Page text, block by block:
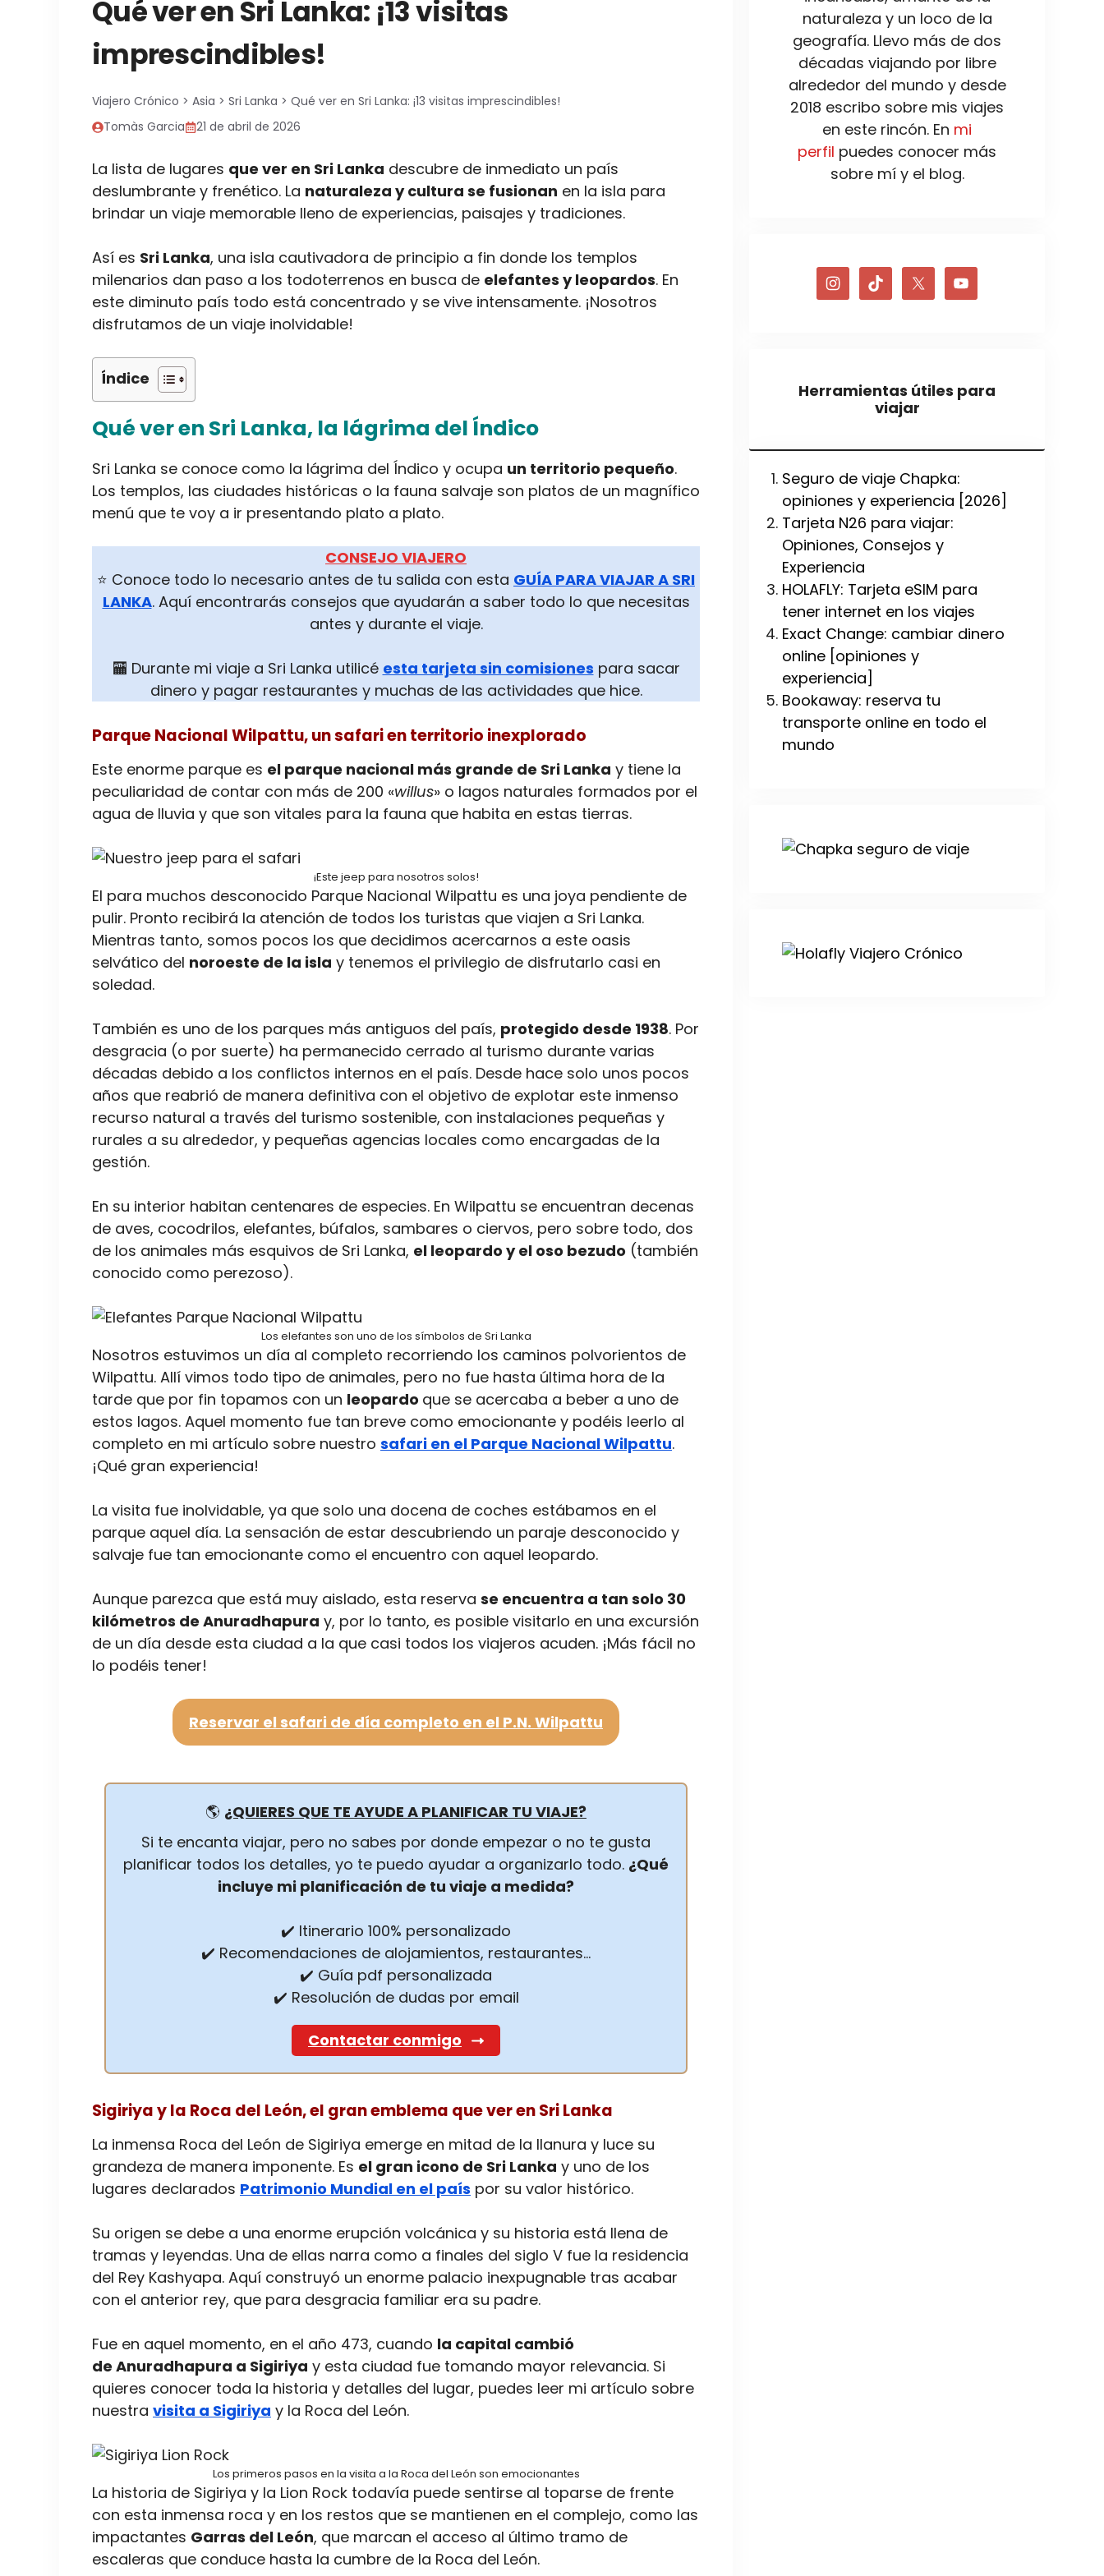
Qué ver en Sri Lanka: ¡13 visitas
imprescindibles!
Viajero Crónico > Asia > Sri Lanka > Qué ver en Sri Lanka: ¡13 visitas imprescindibles!
Tomàs Garcia
21 de abril de 2026
La lista de lugares que ver en Sri Lanka descubre de inmediato un país
deslumbrante y frenético. La naturaleza y cultura se fusionan en la isla para
brindar un viaje memorable lleno de experiencias, paisajes y tradiciones.
Así es Sri Lanka, una isla cautivadora de principio a fin donde los templos
milenarios dan paso a los todoterrenos en busca de elefantes y leopardos. En
este diminuto país todo está concentrado y se vive intensamente. ¡Nosotros
disfrutamos de un viaje inolvidable!
Índice
Qué ver en Sri Lanka, la lágrima del Índico
Sri Lanka se conoce como la lágrima del Índico y ocupa un territorio pequeño.
Los templos, las ciudades históricas o la fauna salvaje son platos de un magnífico
menú que te voy a ir presentando plato a plato.
CONSEJO VIAJERO
⭐ Conoce todo lo necesario antes de tu salida con esta GUÍA PARA VIAJAR A SRI
LANKA. Aquí encontrarás consejos que ayudarán a saber todo lo que necesitas
antes y durante el viaje.
🏧 Durante mi viaje a Sri Lanka utilicé esta tarjeta sin comisiones para sacar
dinero y pagar restaurantes y muchas de las actividades que hice.
Parque Nacional Wilpattu, un safari en territorio inexplorado
Este enorme parque es el parque nacional más grande de Sri Lanka y tiene la
peculiaridad de contar con más de 200 «willus» o lagos naturales formados por el
agua de lluvia y que son vitales para la fauna que habita en estas tierras.
¡Este jeep para nosotros solos!
El para muchos desconocido Parque Nacional Wilpattu es una joya pendiente de
pulir. Pronto recibirá la atención de todos los turistas que viajen a Sri Lanka.
Mientras tanto, somos pocos los que decidimos acercarnos a este oasis
selvático del noroeste de la isla y tenemos el privilegio de disfrutarlo casi en
soledad.
También es uno de los parques más antiguos del país, protegido desde 1938. Por
desgracia (o por suerte) ha permanecido cerrado al turismo durante varias
décadas debido a los conflictos internos en el país. Desde hace solo unos pocos
años que reabrió de manera definitiva con el objetivo de explotar este inmenso
recurso natural a través del turismo sostenible, con instalaciones pequeñas y
rurales a su alrededor, y pequeñas agencias locales como encargadas de la
gestión.
En su interior habitan centenares de especies. En Wilpattu se encuentran decenas
de aves, cocodrilos, elefantes, búfalos, sambares o ciervos, pero sobre todo, dos
de los animales más esquivos de Sri Lanka, el leopardo y el oso bezudo (también
conocido como perezoso).
Los elefantes son uno de los símbolos de Sri Lanka
Nosotros estuvimos un día al completo recorriendo los caminos polvorientos de
Wilpattu. Allí vimos todo tipo de animales, pero no fue hasta última hora de la
tarde que por fin topamos con un leopardo que se acercaba a beber a uno de
estos lagos. Aquel momento fue tan breve como emocionante y podéis leerlo al
completo en mi artículo sobre nuestro safari en el Parque Nacional Wilpattu.
¡Qué gran experiencia!
La visita fue inolvidable, ya que solo una docena de coches estábamos en el
parque aquel día. La sensación de estar descubriendo un paraje desconocido y
salvaje fue tan emocionante como el encuentro con aquel leopardo.
Aunque parezca que está muy aislado, esta reserva se encuentra a tan solo 30
kilómetros de Anuradhapura y, por lo tanto, es posible visitarlo en una excursión
de un día desde esta ciudad a la que casi todos los viajeros acuden. ¡Más fácil no
lo podéis tener!
Reservar el safari de día completo en el P.N. Wilpattu
🌎 ¿QUIERES QUE TE AYUDE A PLANIFICAR TU VIAJE?
Si te encanta viajar, pero no sabes por donde empezar o no te gusta
planificar todos los detalles, yo te puedo ayudar a organizarlo todo. ¿Qué
incluye mi planificación de tu viaje a medida?
✔️ Itinerario 100% personalizado
✔️ Recomendaciones de alojamientos, restaurantes…
✔️ Guía pdf personalizada
✔️ Resolución de dudas por email
Contactar conmigo
Sigiriya y la Roca del León, el gran emblema que ver en Sri Lanka
La inmensa Roca del León de Sigiriya emerge en mitad de la llanura y luce su
grandeza de manera imponente. Es el gran icono de Sri Lanka y uno de los
lugares declarados Patrimonio Mundial en el país por su valor histórico.
Su origen se debe a una enorme erupción volcánica y su historia está llena de
tramas y leyendas. Una de ellas narra como a finales del siglo V fue la residencia
del Rey Kashyapa. Aquí construyó un enorme palacio inexpugnable tras acabar
con el anterior rey, que para desgracia familiar era su padre.
Fue en aquel momento, en el año 473, cuando la capital cambió
de Anuradhapura a Sigiriya y esta ciudad fue tomando mayor relevancia. Si
quieres conocer toda la historia y detalles del lugar, puedes leer mi artículo sobre
nuestra visita a Sigiriya y la Roca del León.
Los primeros pasos en la visita a la Roca del León son emocionantes
La historia de Sigiriya y la Lion Rock todavía puede sentirse al toparse de frente
con esta inmensa roca y en los restos que se mantienen en el complejo, como las
impactantes Garras del León, que marcan el acceso al último tramo de
escaleras que conduce hasta la cumbre de la Roca del León.
naturaleza y un loco de la
geografía. Llevo más de dos
décadas viajando por libre
alrededor del mundo y desde
2018 escribo sobre mis viajes
en este rincón. En mi
perfil puedes conocer más
sobre mí y el blog.
Herramientas útiles para
viajar
Seguro de viaje Chapka:
opiniones y experiencia [2026]
Tarjeta N26 para viajar:
Opiniones, Consejos y
Experiencia
HOLAFLY: Tarjeta eSIM para
tener internet en los viajes
Exact Change: cambiar dinero
online [opiniones y
experiencia]
Bookaway: reserva tu
transporte online en todo el
mundo